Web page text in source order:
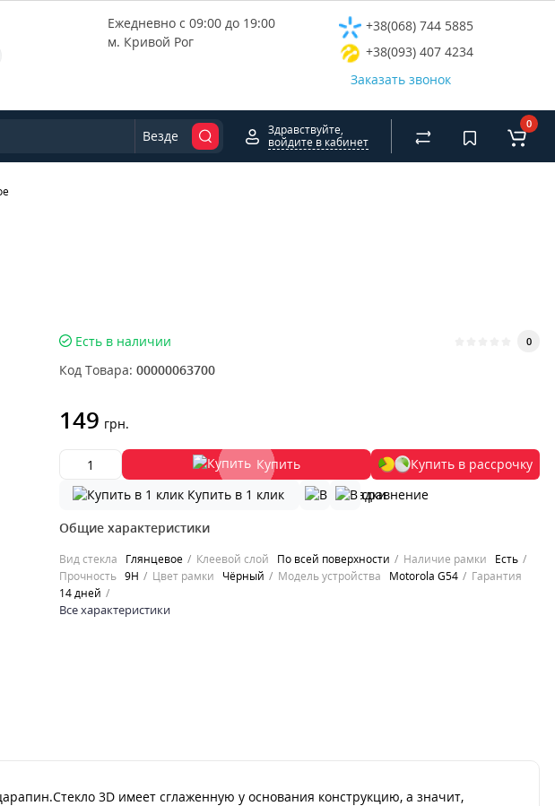
Ежедневно с 09:00 до 19:00
м. Кривой Рог
+38(068) 744 5885
+38(093) 407 4234
Заказать звонок
Везде
Здравствуйте,
войдите в кабинет
0
Есть в наличии 0
Код Товара: 00000063700
149 грн.
Купить
Купить в рассрочку
Купить в 1 клик
Общие характеристики
Вид стекла Глянцевое Клеевой слой По всей поверхности Наличие рамки
Есть
Прочность 9H Цвет рамки Чёрный Модель устройства Motorola G54
Гарантия
14 дней
Все характеристики
3D имеет сглаженную у основания конструкцию, а значит,